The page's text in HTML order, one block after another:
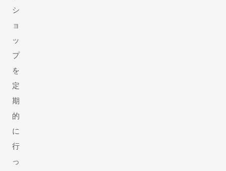
シ
ョ
ッ
プ
を
定
期
的
に
行
っ